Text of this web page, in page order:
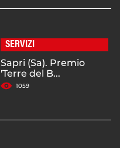
SERVIZI
Sapri (Sa). Premio
'Terre del B...
1059